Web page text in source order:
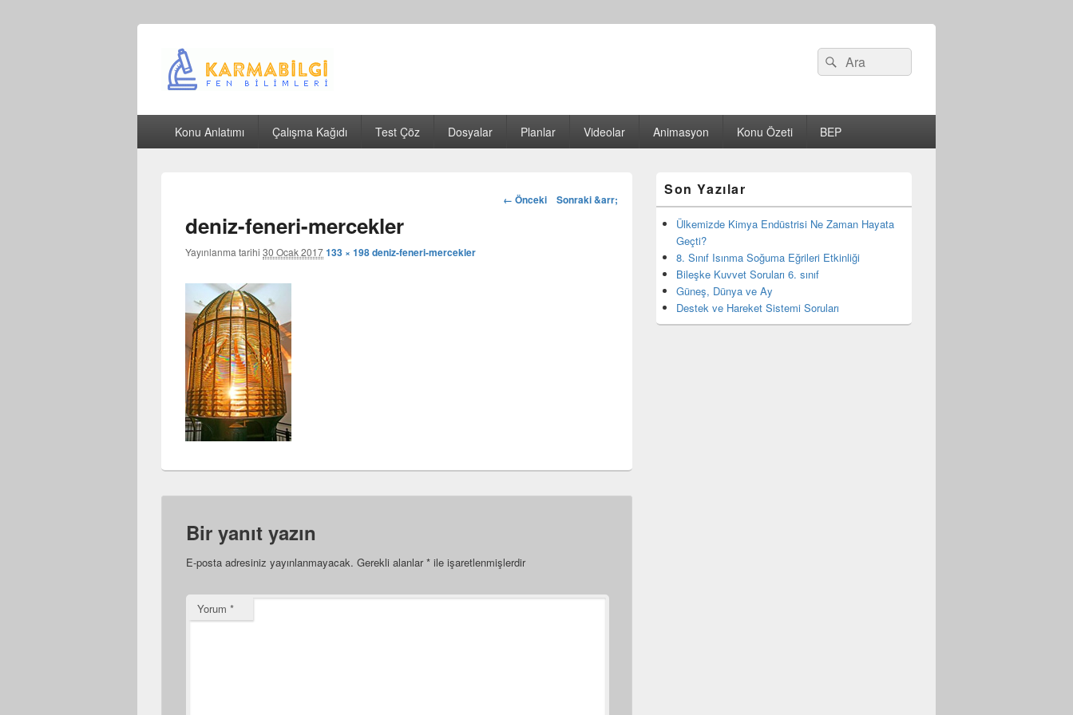
Search
for:
Ara
Konu Anlatımı Çalışma Kağıdı Test Çöz Dosyalar Planlar Videolar Animasyon Konu Özeti BEP
Görsel
← Önceki Sonraki &arr;
deniz-feneri-mercekler
Yayınlanma tarihi 30 Ocak 2017133 × 198deniz-feneri-mercekler
Bir yanıt yazın
E-posta adresiniz yayınlanmayacak. Gerekli alanlar* ile işaretlenmişlerdir
Yorum *
yan
bar
eklenti
bölgesi
Son Yazılar
Ülkemizde Kimya Endüstrisi Ne Zaman Hayata
Geçti?
8. Sınıf Isınma Soğuma Eğrileri Etkinliği
Bileşke Kuvvet Soruları 6. sınıf
Güneş, Dünya ve Ay
Destek ve Hareket Sistemi Soruları